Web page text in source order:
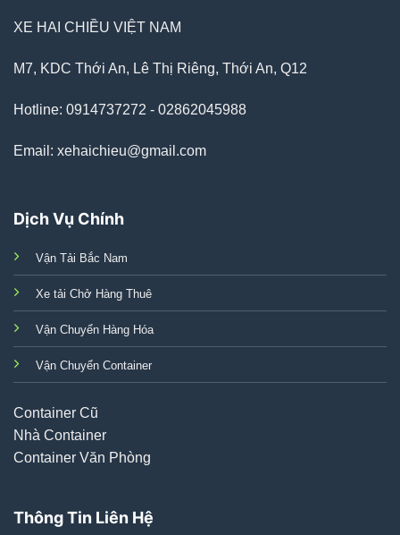
XE HAI CHIỀU VIỆT NAM
M7, KDC Thới An, Lê Thị Riêng, Thới An, Q12
Hotline: 0914737272 - 02862045988
Email: xehaichieu@gmail.com
Dịch Vụ Chính
Vận Tải Bắc Nam
Xe tải Chở Hàng Thuê
Vận Chuyển Hàng Hóa
Vận Chuyển Container
Container Cũ
Nhà Container
Container Văn Phòng
Thông Tin Liên Hệ